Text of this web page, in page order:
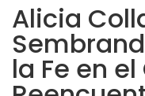
Alicia
la Fe en